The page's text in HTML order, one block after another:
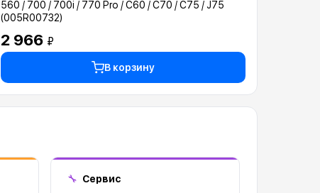
560 / 700 / 700i / 770 Pro / C60 / C70 / C75 / J75
(005R00732)
2 966 ₽
В корзину
🔧 Сервис